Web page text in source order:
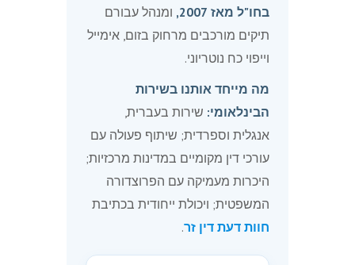
בחו"ל מאז 2007,
ומנהל עבורם
תיקים מורכבים מרחוק בזום, אימייל
וייפוי כח נוטריוני.
מה מייחד אותנו בשירות
הבינלאומי: שירות בעברית,
אנגלית וספרדית; שיתוף פעולה עם
עורכי דין מקומיים במדינות מרכזיות;
היכרות מעמיקה עם הפרוצדורה
המשפטית; ויכולת ייחודית בכתיבת
חוות דעת דין זר.